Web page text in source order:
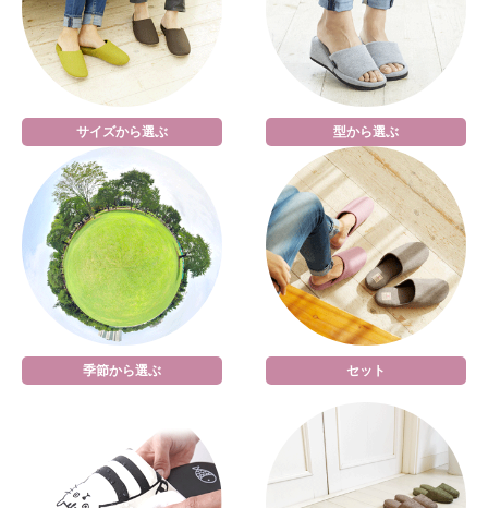
サイズから選ぶ 型から選ぶ
季節から選ぶ セット